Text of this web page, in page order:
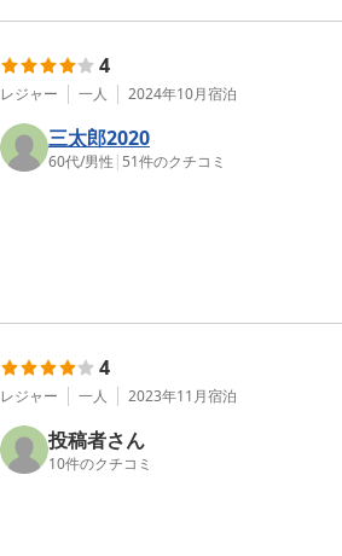
4
レジャー 一人 2024年10月宿泊
三太郎2020
60代/男性 | 51件のクチコミ
4
レジャー 一人 2023年11月宿泊
投稿者さん
10件のクチコミ